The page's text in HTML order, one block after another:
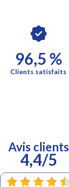
96,5 %
Clients satisfaits
Avis clients
4,4/5